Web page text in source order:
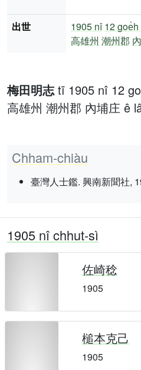
梅田明志tī 1905 nî 12
高雄州 潮州郡 內埔庄 ê
Chham-chiàu
臺灣人士鑑. 興南新聞社,
出世 1905 nî 12
高雄州 潮州郡
1905 nî chhut-sì
佐崎稔
1905
槌本克己
1905